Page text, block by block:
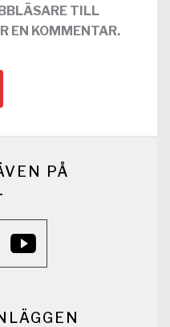
TILL
EN KOMMENTAR.
PÅ